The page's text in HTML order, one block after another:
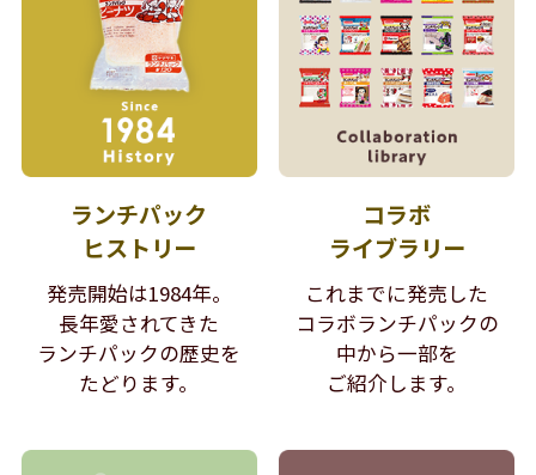
ランチパック
ヒストリー
発売開始は1984年。
長年愛されてきた
ランチパックの歴史を
たどります。
コラボ
ライブラリー
これまでに発売した
コラボランチパックの
中から一部を
ご紹介します。